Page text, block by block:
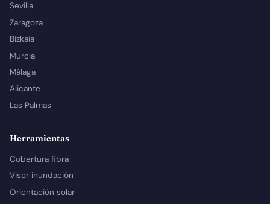
Sevilla
Zaragoza
Bizkaia
Murcia
Málaga
Alicante
Las Palmas
Herramientas
Cobertura fibra
Visor inundación
Orientación solar